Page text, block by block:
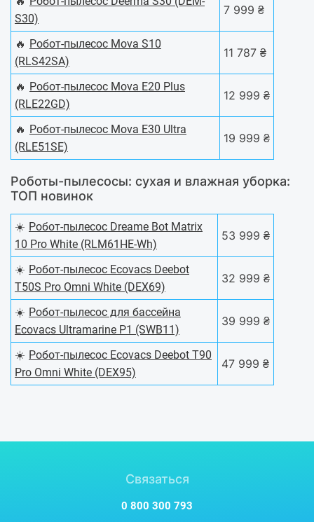
S30)
7 999 ₴
🔥 Робот-пылесос Mova S10
(RLS42SA)
11 787 ₴
🔥 Робот-пылесос Mova E20 Plus
(RLE22GD)
12 999 ₴
🔥 Робот-пылесос Mova E30 Ultra
(RLE51SE)
19 999 ₴
Роботы-пылесосы: сухая и влажная уборка:
ТОП новинок
☀️ Робот-пылесос Dreame Bot Matrix
10 Pro White (RLM61HE-Wh)
53 999 ₴
☀️ Робот-пылесос Ecovacs Deebot
T50S Pro Omni White (DEX69)
32 999 ₴
☀️ Робот-пылесос для бассейна
Ecovacs Ultramarine P1 (SWB11)
39 999 ₴
☀️ Робот-пылесос Ecovacs Deebot T90
Pro Omni White (DEX95)
47 999 ₴
Связаться
0 800 300 793